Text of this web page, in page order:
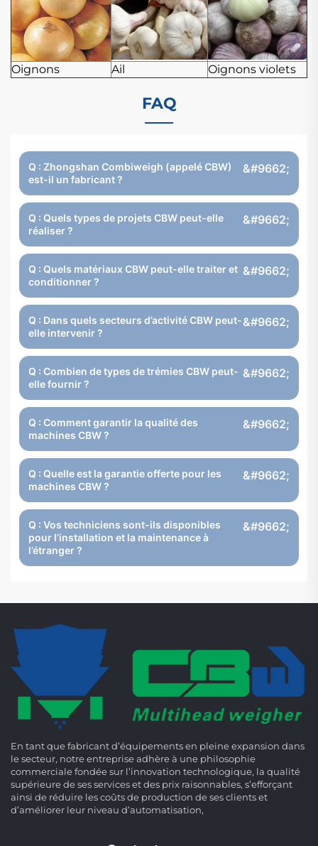
Oignons Ail Oignons violets
FAQ
Q : Zhongshan Combiweigh (appelé CBW)
est-il un fabricant ?
Q : Quels types de projets CBW peut-elle
réaliser ?
Q : Quels matériaux CBW peut-elle traiter et
conditionner ?
Q : Dans quels secteurs d’activité CBW peut-
elle intervenir ?
Q : Combien de types de trémies CBW peut-
elle fournir ?
Q : Comment garantir la qualité des
machines CBW ?
Q : Quelle est la garantie offerte pour les
machines CBW ?
Q : Vos techniciens sont-ils disponibles
pour l’installation et la maintenance à
l’étranger ?
En tant que fabricant d’équipements en pleine expansion dans
le secteur, notre entreprise adhère à une philosophie
commerciale fondée sur l’innovation technologique, la qualité
supérieure de ses services et des prix raisonnables, s’efforçant
ainsi de réduire les coûts de production de ses clients et
d’améliorer leur niveau d’automatisation,